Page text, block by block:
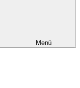
Menü